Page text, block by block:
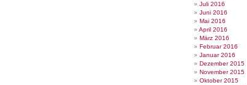
Juli 2016
Juni 2016
Mai 2016
April 2016
März 2016
Februar 2016
Januar 2016
Dezember 2015
November 2015
Oktober 2015